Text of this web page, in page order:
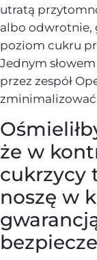
utratą
albo odwrotnie,
poziom cukru
Jednym
przez zespół
zminimalizować
że w
cukrzycy
noszę w